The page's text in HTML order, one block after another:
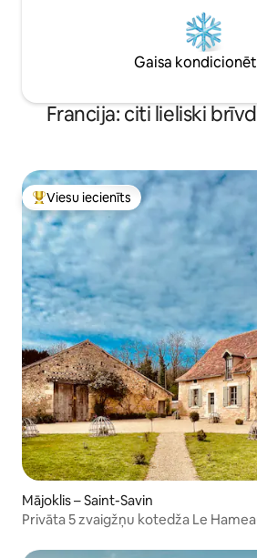
Gaisa
Francija: citi lieliski
Populārs viesu iecienīts mājoklis
Viesu iecienīts
Mājoklis – Saint-Savin
Privāta 5 zvaigžņu kotedža Le